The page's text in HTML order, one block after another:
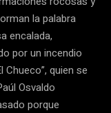
la palabra
encalada,
por un incendio
quien se
Osvaldo
porque